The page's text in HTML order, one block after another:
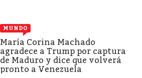
MUNDO
María Corina Machado
agradece a Trump por captura
de Maduro y dice que volverá
pronto a Venezuela